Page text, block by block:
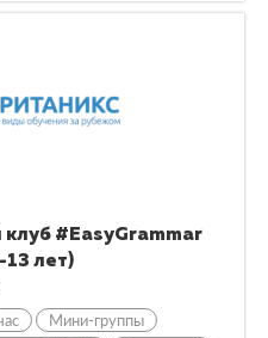
#EasyGrammar
13 лет)
Мини-группы